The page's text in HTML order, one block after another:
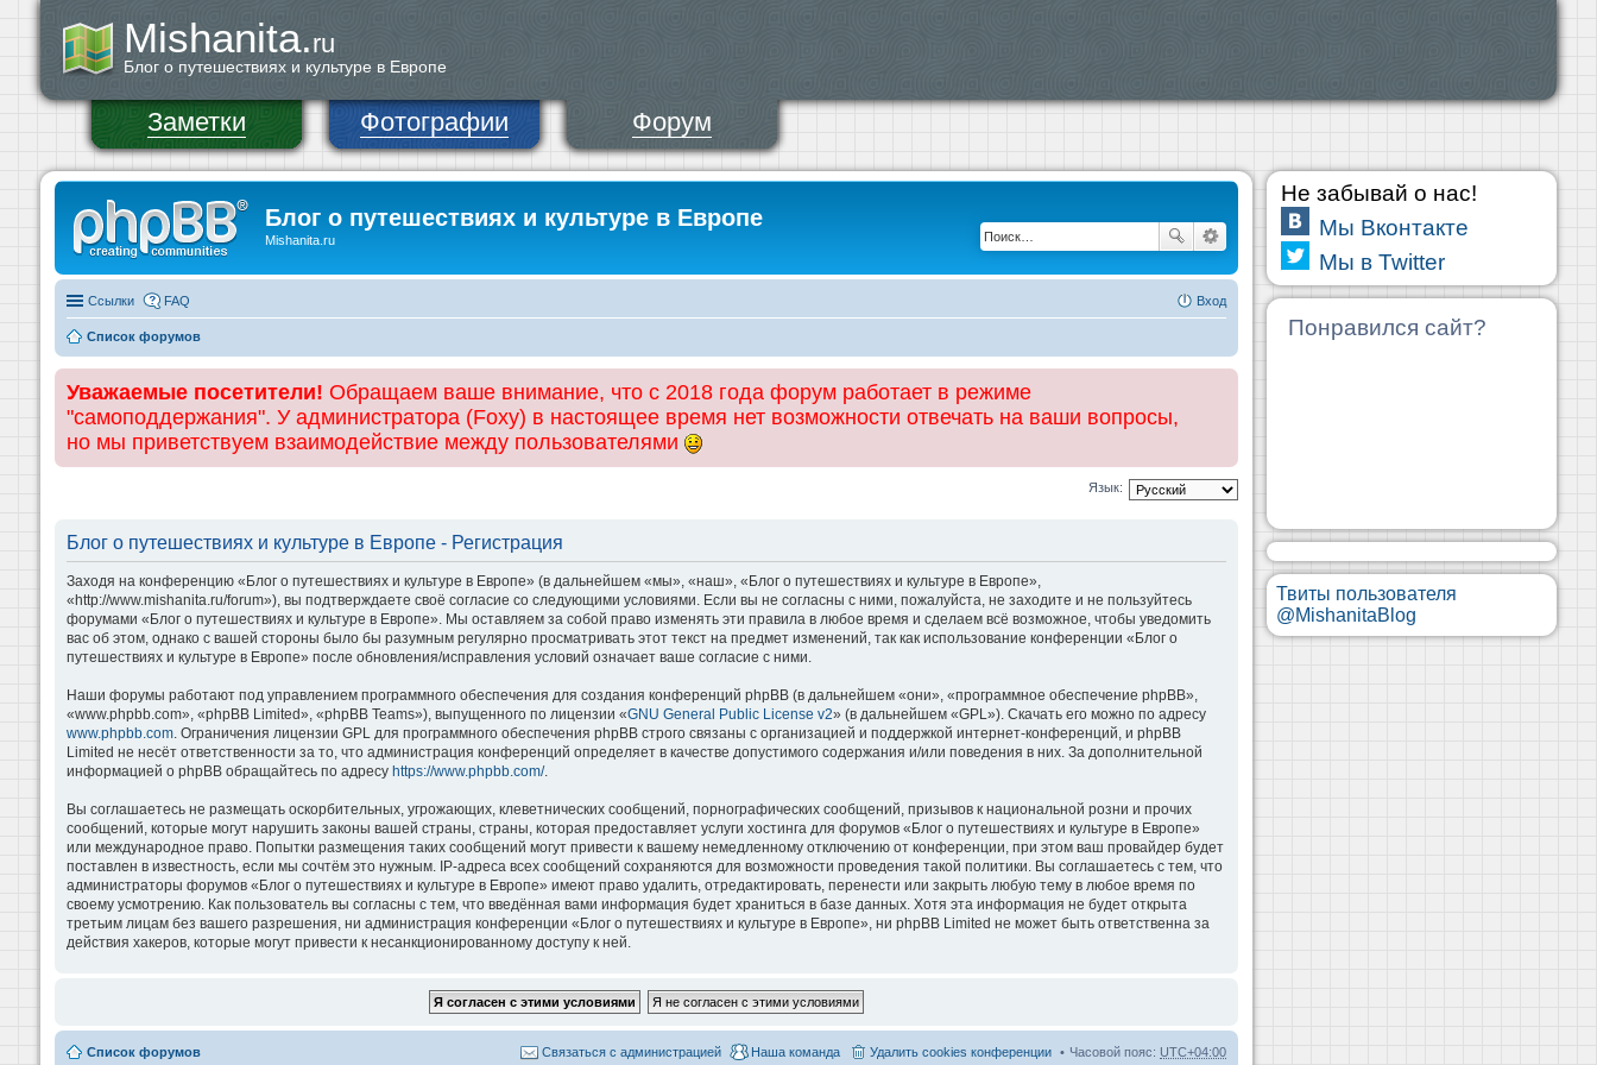
Mishanita.ru
Блог о путешествиях и культуре в Европе
Заметки Фотографии Форум
Блог о путешествиях и культуре в Европе
Mishanita.ru
Ссылки FAQ Вход
Список форумов
Уважаемые посетители! Обращаем ваше внимание, что с 2018 года форум работает в режиме
"самоподдержания". У администратора (Foxy) в настоящее время нет возможности отвечать на ваши вопросы,
но мы приветствуем взаимодействие между пользователями
Язык:
Блог о путешествиях и культуре в Европе - Регистрация
Заходя на конференцию «Блог о путешествиях и культуре в Европе» (в дальнейшем «мы», «наш», «Блог о путешествиях и культуре в Европе»,
«http://www.mishanita.ru/forum»), вы подтверждаете своё согласие со следующими условиями. Если вы не согласны с ними, пожалуйста, не заходите и не пользуйтесь
форумами «Блог о путешествиях и культуре в Европе». Мы оставляем за собой право изменять эти правила в любое время и сделаем всё возможное, чтобы уведомить
вас об этом, однако с вашей стороны было бы разумным регулярно просматривать этот текст на предмет изменений, так как использование конференции «Блог о
путешествиях и культуре в Европе» после обновления/исправления условий означает ваше согласие с ними.
Наши форумы работают под управлением программного обеспечения для создания конференций phpBB (в дальнейшем «они», «программное обеспечение phpBB»,
«www.phpbb.com», «phpBB Limited», «phpBB Teams»), выпущенного по лицензии «GNU General Public License v2» (в дальнейшем «GPL»). Скачать его можно по адресу
www.phpbb.com. Ограничения лицензии GPL для программного обеспечения phpBB строго связаны с организацией и поддержкой интернет-конференций, и phpBB
Limited не несёт ответственности за то, что администрация конференций определяет в качестве допустимого содержания и/или поведения в них. За дополнительной
информацией о phpBB обращайтесь по адресу https://www.phpbb.com/.
Вы соглашаетесь не размещать оскорбительных, угрожающих, клеветнических сообщений, порнографических сообщений, призывов к национальной розни и прочих
сообщений, которые могут нарушить законы вашей страны, страны, которая предоставляет услуги хостинга для форумов «Блог о путешествиях и культуре в Европе»
или международное право. Попытки размещения таких сообщений могут привести к вашему немедленному отключению от конференции, при этом ваш провайдер будет
поставлен в известность, если мы сочтём это нужным. IP-адреса всех сообщений сохраняются для возможности проведения такой политики. Вы соглашаетесь с тем, что
администраторы форумов «Блог о путешествиях и культуре в Европе» имеют право удалить, отредактировать, перенести или закрыть любую тему в любое время по
своему усмотрению. Как пользователь вы согласны с тем, что введённая вами информация будет храниться в базе данных. Хотя эта информация не будет открыта
третьим лицам без вашего разрешения, ни администрация конференции «Блог о путешествиях и культуре в Европе», ни phpBB Limited не может быть ответственна за
действия хакеров, которые могут привести к несанкционированному доступу к ней.
Список форумов Часовой пояс: UTC+04:00
Удалить cookies конференции
Наша команда
Связаться с администрацией
Не забывай о нас!
Мы Вконтакте
Мы в Twitter
Понравился сайт?
Твиты пользователя
@MishanitaBlog